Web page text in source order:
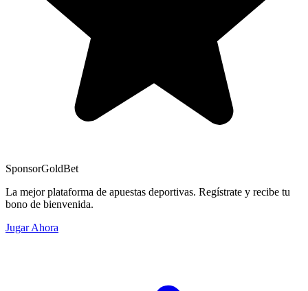
SponsorGoldBet
La mejor plataforma de apuestas deportivas. Regístrate y recibe tu
bono de bienvenida.
Jugar Ahora